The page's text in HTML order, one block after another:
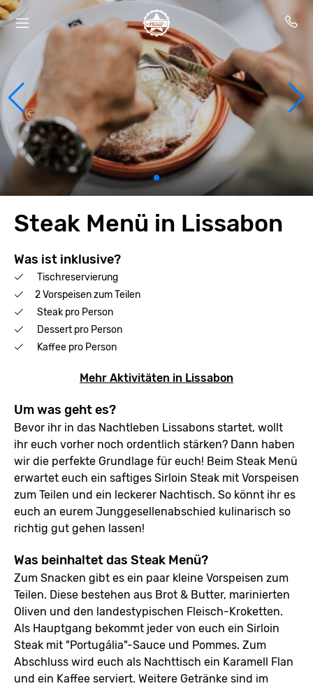
Steak Menü in Lissabon
Was ist inklusive?
Tischreservierung
2 Vorspeisen zum Teilen
Steak pro Person
Dessert pro Person
Kaffee pro Person
Mehr Aktivitäten in Lissabon
Um was geht es?
Bevor ihr in das Nachtleben Lissabons startet, wollt
ihr euch vorher noch ordentlich stärken? Dann haben
wir die perfekte Grundlage für euch! Beim Steak Menü
erwartet euch ein saftiges Sirloin Steak mit Vorspeisen
zum Teilen und ein leckerer Nachtisch. So könnt ihr es
euch an eurem Junggesellenabschied kulinarisch so
richtig gut gehen lassen!
Was beinhaltet das Steak Menü?
Zum Snacken gibt es ein paar kleine Vorspeisen zum
Teilen. Diese bestehen aus Brot & Butter, marinierten
Oliven und den landestypischen Fleisch-Kroketten.
Als Hauptgang bekommt jeder von euch ein Sirloin
Steak mit "Portugália"-Sauce und Pommes. Zum
Abschluss wird euch als Nachttisch ein Karamell Flan
und ein Kaffee serviert. Weitere Getränke sind im